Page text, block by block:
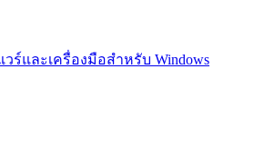
ร์และเครื่องมือสำหรับ Windows